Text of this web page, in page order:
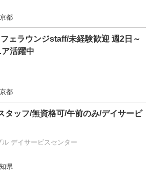
都
ェラウンジstaff/未経験歓迎 週2日～
活躍中
都
タッフ/無資格可/午前のみ/デイサービ
デイサービスセンター
県